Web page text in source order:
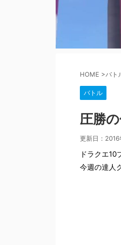
HOME >バト
バトル
圧勝
更新日： 2016
ドラクエ10
今週の達人